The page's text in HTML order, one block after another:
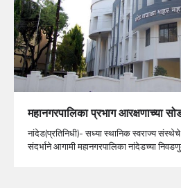
महानगरपालिका प्रभाग आरक्षणाच्या
नांदेड(प्रतिनिधी)- सध्या स्थानिक स्वराज्य
संदर्भाने आगामी महानगरपालिका नांदेडच्या